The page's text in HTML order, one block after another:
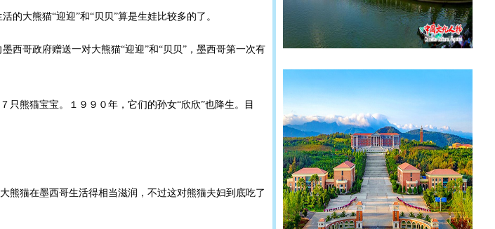
的大熊猫“迎迎”和“贝贝”算是生娃比较多的了。
西哥政府赠送一对大熊猫“迎迎”和“贝贝”，墨西哥第一次有
只熊猫宝宝。１９９０年，它们的孙女“欣欣”也降生。目
熊猫在墨西哥生活得相当滋润，不过这对熊猫夫妇到底吃了